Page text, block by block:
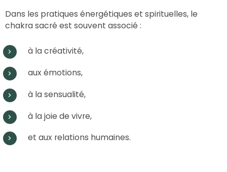
Dans les pratiques énergétiques et spirituelles, le
chakra sacré est souvent associé :
à la créativité,
aux émotions,
à la sensualité,
à la joie de vivre,
et aux relations humaines.